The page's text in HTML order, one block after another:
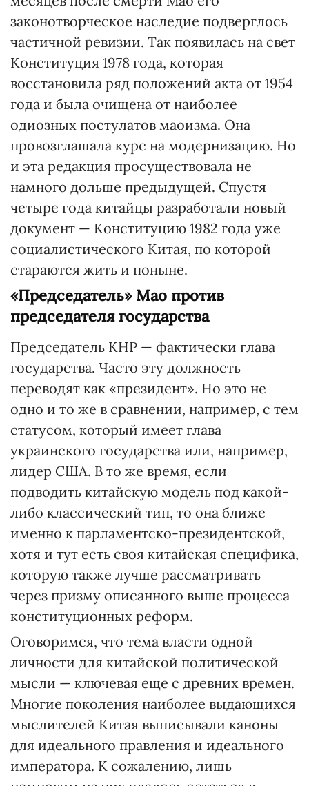
законотворческое наследие подверглось
частичной ревизии. Так появилась на свет
Конституция 1978 года, которая
восстановила ряд положений акта от 1954
года и была очищена от наиболее
одиозных постулатов маоизма. Она
провозглашала курс на модернизацию. Но
и эта редакция просуществовала не
намного дольше предыдущей. Спустя
четыре года китайцы разработали новый
документ — Конституцию 1982 года уже
социалистического Китая, по которой
стараются жить и поныне.
«Председатель» Мао против
председателя государства
Председатель КНР — фактически глава
государства. Часто эту должность
переводят как «президент». Но это не
одно и то же в сравнении, например, с тем
статусом, который имеет глава
украинского государства или, например,
лидер США. В то же время, если
подводить китайскую модель под какой-
либо классический тип, то она ближе
именно к парламентско-президентской,
хотя и тут есть своя китайская специфика,
которую также лучше рассматривать
через призму описанного выше процесса
конституционных реформ.
Оговоримся, что тема власти одной
личности для китайской политической
мысли — ключевая еще с древних времен.
Многие поколения наиболее выдающихся
мыслителей Китая выписывали каноны
для идеального правления и идеального
императора. К сожалению, лишь